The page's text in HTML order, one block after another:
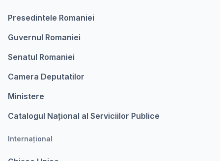
Presedintele Romaniei
Guvernul Romaniei
Senatul Romaniei
Camera Deputatilor
Ministere
Catalogul Național al Serviciilor Publice
Internațional